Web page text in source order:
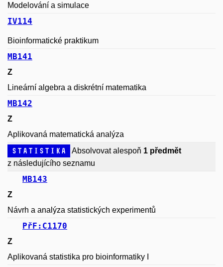
Modelování a simulace
IV114
Bioinformatické praktikum
MB141
Z
Lineární algebra a diskrétní matematika
MB142
Z
Aplikovaná matematická analýza
Statistika Absolvovat alespoň 1 předmět
z následujícího seznamu
MB143
Z
Návrh a analýza statistických experimentů
PřF:C1170
Z
Aplikovaná statistika pro bioinformatiky I